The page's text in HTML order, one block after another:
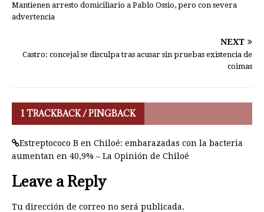
Mantienen arresto domiciliario a Pablo Ossio, pero con severa
advertencia
NEXT
Castro: concejal se disculpa tras acusar sin pruebas existencia de
coimas
1 TRACKBACK / PINGBACK
Estreptococo B en Chiloé: embarazadas con la bacteria
aumentan en 40,9% – La Opinión de Chiloé
Leave a Reply
Tu dirección de correo no será publicada.